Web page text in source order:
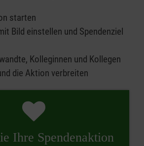
starten
Bild einstellen und Spendenziel
Kolleginnen und Kollegen
die Aktion verbreiten
Ihre Spendenaktion